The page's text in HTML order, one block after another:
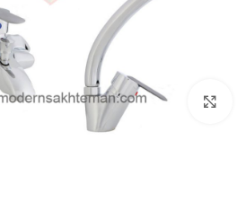
برای بزرگنمایی کلیک کنید